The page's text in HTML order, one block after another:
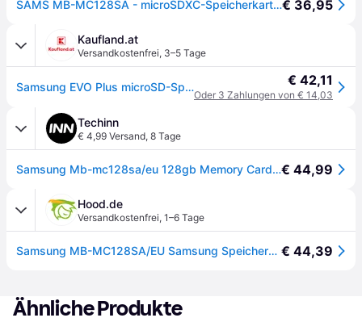
SAMS MB-MC128SA - microSDXC-Speicherkarte 128GB, Samsung, EVO Plus€ 36,95
Kaufland.at
Versandkostenfrei, 3–5 Tage
Samsung EVO Plus microSD-Speicherkarte (2024) (inkl. SD Adapter) - 128 GB, 128 GB, MicroSDXC, UHS-I, 160 MB/s, Class 3 (U3), V30 € 42,11
Oder 3 Zahlungen von € 14,03
Techinn
€ 4,99 Versand, 8 Tage
Samsung Mb-mc128sa/eu 128gb Memory Card Durchsichtig€ 44,99
Hood.de
Versandkostenfrei, 1–6 Tage
Samsung MB-MC128SA/EU Samsung Speicherkarte microSD EVO PLUS (2024) 128 GB € 44,39
Ähnliche Produkte